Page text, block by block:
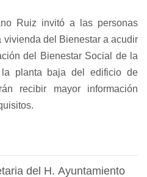
Ruiz invitó a las personas
vivienda del Bienestar a acudir
del Bienestar Social de la
la planta baja del edificio de
recibir mayor información
del H. Ayuntamiento